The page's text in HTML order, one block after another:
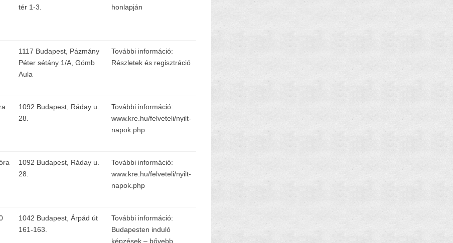
tér 1-3.
honlapján
1117 Budapest, Pázmány
Péter sétány 1/A, Gömb
Aula
További információ:
Részletek és regisztráció
1092 Budapest, Ráday u.
28.
További információ:
www.kre.hu/felveteli/nyilt-
napok.php
1092 Budapest, Ráday u.
28.
További információ:
www.kre.hu/felveteli/nyilt-
napok.php
1042 Budapest, Árpád út
161-163.
További információ:
Budapesten induló
képzések – bővebb